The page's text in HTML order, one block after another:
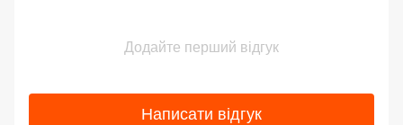
Додайте перший відгук
Написати відгук